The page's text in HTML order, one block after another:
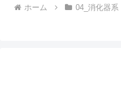
ホーム 04_消化器系